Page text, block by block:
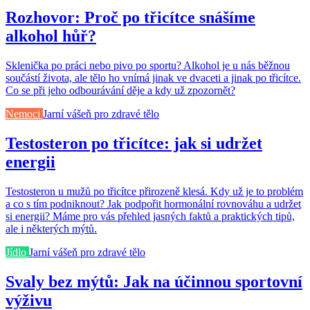
Rozhovor: Proč po třicítce snášíme
alkohol hůř?
Sklenička po práci nebo pivo po sportu? Alkohol je u nás běžnou
součástí života, ale tělo ho vnímá jinak ve dvaceti a jinak po třicítce.
Co se při jeho odbourávání děje a kdy už zpozornět?
Nemoci Jarní vášeň pro zdravé tělo
Testosteron po třicítce: jak si udržet
energii
Testosteron u mužů po třicítce přirozeně klesá. Kdy už je to problém
a co s tím podniknout? Jak podpořit hormonální rovnováhu a udržet
si energii? Máme pro vás přehled jasných faktů a praktických tipů,
ale i některých mýtů.
Jídlo Jarní vášeň pro zdravé tělo
Svaly bez mýtů: Jak na účinnou sportovní
výživu